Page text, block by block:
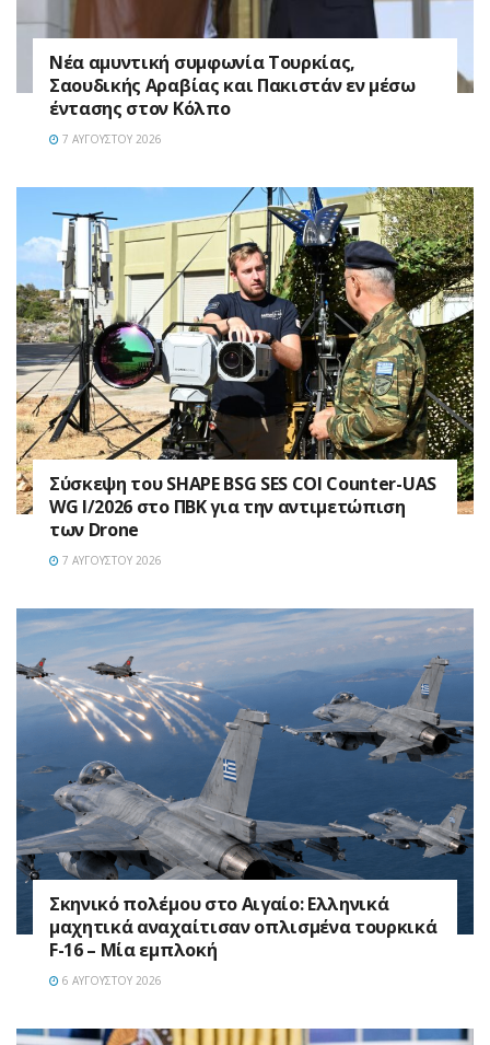
Νέα αμυντική συμφωνία Τουρκίας,
Σαουδικής Αραβίας και Πακιστάν εν μέσω
έντασης στον Κόλπο
7 ΑΥΓΟΎΣΤΟΥ 2026
Σύσκεψη του SHAPE BSG SES COI Counter-UAS
WG I/2026 στο ΠΒΚ για την αντιμετώπιση
των Drone
7 ΑΥΓΟΎΣΤΟΥ 2026
Σκηνικό πολέμου στο Αιγαίο: Ελληνικά
μαχητικά αναχαίτισαν οπλισμένα τουρκικά
F-16 – Μία εμπλοκή
6 ΑΥΓΟΎΣΤΟΥ 2026